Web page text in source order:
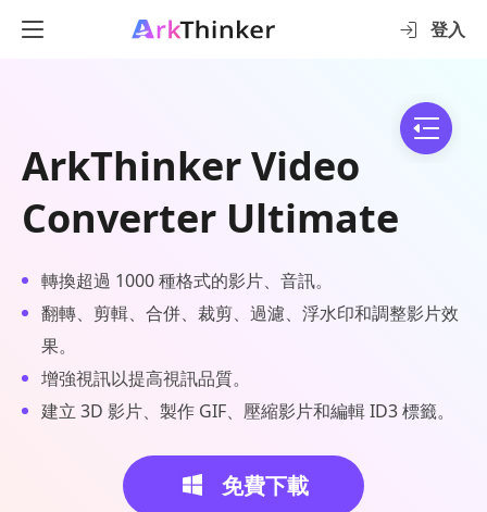
登入
ArkThinker Video
Converter Ultimate
轉換超過 1000 種格式的影片、音訊。
翻轉、剪輯、合併、裁剪、過濾、浮水印和調整影片效
果。
增強視訊以提高視訊品質。
建立 3D 影片、製作 GIF、壓縮影片和編輯 ID3 標籤。
免費下載